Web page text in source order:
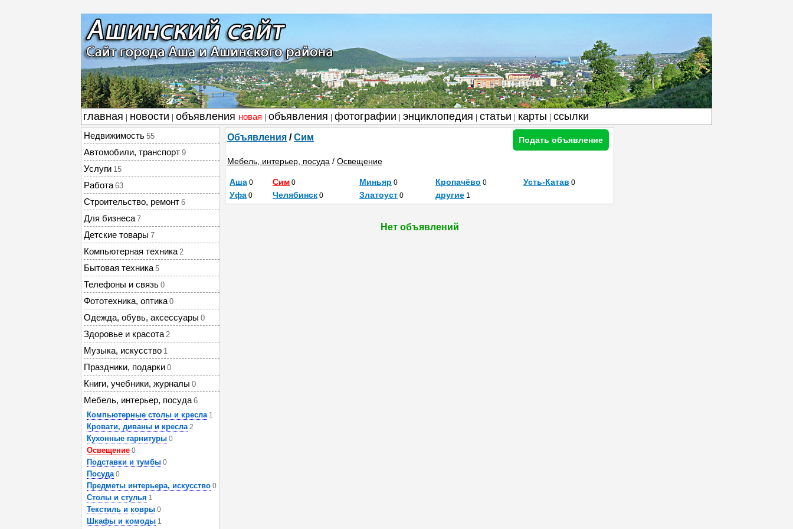
главная новости объявления новая объявления фотографии энциклопедия статьи карты ссылки
Недвижимость 55
Автомобили, транспорт 9
Услуги 15
Работа 63
Строительство, ремонт 6
Для бизнеса 7
Детские товары 7
Компьютерная техника 2
Бытовая техника 5
Телефоны и связь 0
Фототехника, оптика 0
Одежда, обувь, аксессуары 0
Здоровье и красота 2
Музыка, искусство 1
Праздники, подарки 0
Книги, учебники, журналы 0
Мебель, интерьер, посуда 6
Компьютерные столы и кресла 1
Кровати, диваны и кресла 2
Кухонные гарнитуры 0
Освещение 0
Подставки и тумбы 0
Посуда 0
Предметы интерьера, искусство 0
Столы и стулья 1
Текстиль и ковры 0
Шкафы и комоды 1
Объявления /Сим Подать объявление
Мебель, интерьер, посуда / Освещение
Аша 0 Сим 0 Миньяр 0 Кропачёво 0 Усть-Катав 0
Уфа 0 Челябинск 0 Златоуст 0 другие 1
Нет объявлений